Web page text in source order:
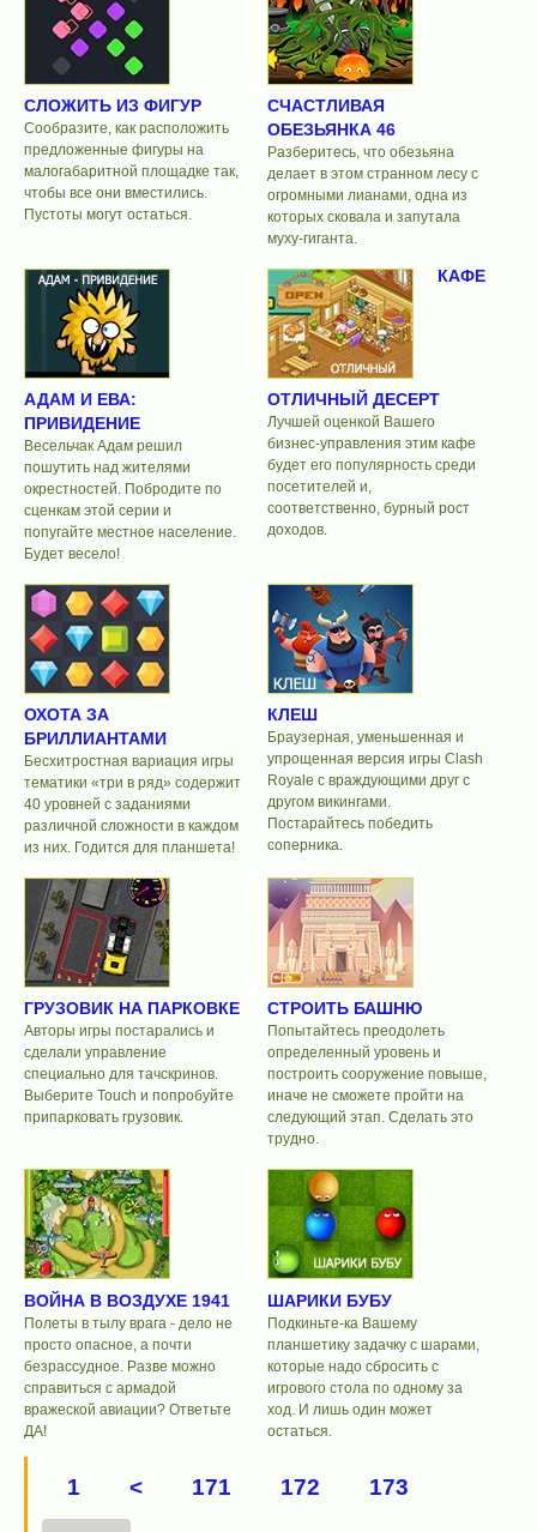
СЛОЖИТЬ ИЗ ФИГУР
Сообразите, как расположить
предложенные фигуры на
малогабаритной площадке так,
чтобы все они вместились.
Пустоты могут остаться.
СЧАСТЛИВАЯ
ОБЕЗЬЯНКА 46
Разберитесь, что обезьяна
делает в этом странном лесу с
огромными лианами, одна из
которых сковала и запутала
муху-гиганта.
АДАМ И ЕВА:
ПРИВИДЕНИЕ
Весельчак Адам решил
пошутить над жителями
окрестностей. Побродите по
сценкам этой серии и
попугайте местное население.
Будет весело!
КАФЕ
ОТЛИЧНЫЙ ДЕСЕРТ
Лучшей оценкой Вашего
бизнес-управления этим кафе
будет его популярность среди
посетителей и,
соответственно, бурный рост
доходов.
ОХОТА ЗА
БРИЛЛИАНТАМИ
Бесхитростная вариация игры
тематики «три в ряд» содержит
40 уровней с заданиями
различной сложности в каждом
из них. Годится для планшета!
КЛЕШ
Браузерная, уменьшенная и
упрощенная версия игры Clash
Royale с враждующими друг с
другом викингами.
Постарайтесь победить
соперника.
ГРУЗОВИК НА ПАРКОВКЕ
Авторы игры постарались и
сделали управление
специально для тачскринов.
Выберите Touch и попробуйте
припарковать грузовик.
СТРОИТЬ БАШНЮ
Попытайтесь преодолеть
определенный уровень и
построить сооружение повыше,
иначе не сможете пройти на
следующий этап. Сделать это
трудно.
ВОЙНА В ВОЗДУХЕ 1941
Полеты в тылу врага - дело не
просто опасное, а почти
безрассудное. Разве можно
справиться с армадой
вражеской авиации? Ответьте
ДА!
ШАРИКИ БУБУ
Подкиньте-ка Вашему
планшетику задачку с шарами,
которые надо сбросить с
игрового стола по одному за
ход. И лишь один может
остаться.
1 < 171 172 173